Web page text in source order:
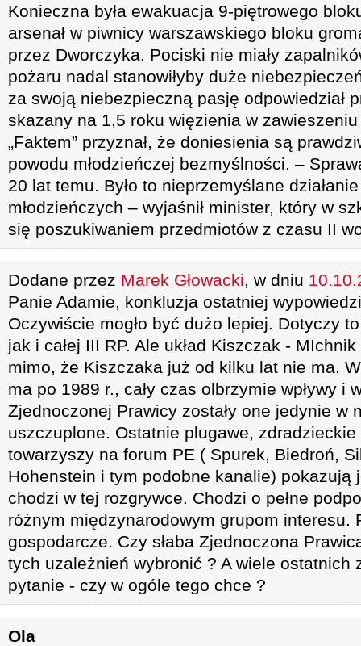
Konieczna była ewakuacja 9-piętrowego
arsenał w piwnicy warszawskiego bloku
przez Dworczyka. Pociski nie miały
pożaru nadal stanowiłyby duże
za swoją niebezpieczną pasję odpowiedział
skazany na 1,5 roku więzienia w
„Faktem” przyznał, że doniesienia są
powodu młodzieńczej bezmyślności. –
20 lat temu. Było to nieprzemyślane
młodzieńczych – wyjaśnił minister, który w
się poszukiwaniem przedmiotów z czasu II
Dodane przez Marek Głowacki, w dniu
Panie Adamie, konkluzja ostatniej
Oczywiście mogło być dużo lepiej. Dotyczy
jak i całej III RP. Ale układ Kiszczak -
mimo, że Kiszczaka już od kilku lat nie ma.
ma po 1989 r., cały czas olbrzymie wpływy i
Zjednoczonej Prawicy zostały one jedynie w
uszczuplone. Ostatnie plugawe,
towarzyszy na forum PE ( Spurek, Biedroń,
Hohenstein i tym podobne kanalie) pokazują
chodzi w tej rozgrywce. Chodzi o pełne
różnym międzynarodowym grupom interesu.
gospodarcze. Czy słaba Zjednoczona
tych uzależnień wybronić ? A wiele ostatnich
pytanie - czy w ogóle tego chce ?
Ola